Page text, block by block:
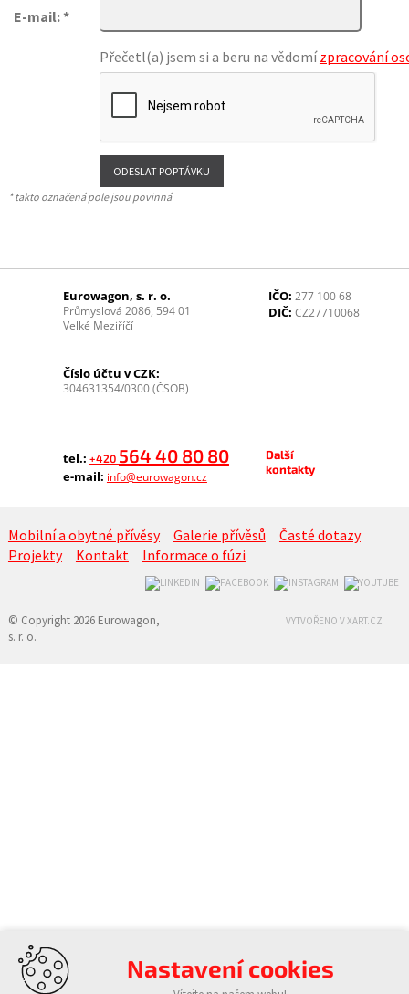
E-mail: *
Přečetl(a) jsem si a beru na vědomízpracování
* takto označená pole jsou povinná
Eurowagon, s. r. o.
Průmyslová 2086, 594 01
Velké Meziříčí
IČO: 277 100 68
DIČ: CZ27710068
Číslo účtu v CZK:
304631354/0300 (ČSOB)
tel.: +420 564 40 80 80
e-mail: info@eurowagon.cz
Další
kontakty
Mobilní a obytné přívěsy Galerie přívěsů
Časté dotazy
Projekty
Kontakt Informace o fúzi
© Copyright 2026 Eurowagon,
s. r. o.
VYTVOŘENO V XART.CZ
Nastavení cookies